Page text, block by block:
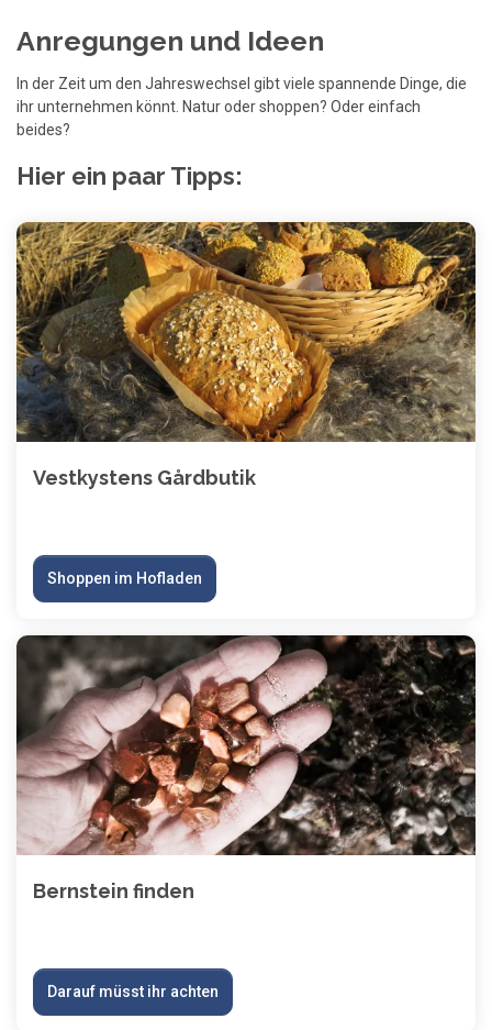
Anregungen und Ideen
In der Zeit um den Jahreswechsel gibt viele spannende Dinge, die
ihr unternehmen könnt. Natur oder shoppen? Oder einfach
beides?
Hier ein paar Tipps:
Vestkystens Gårdbutik
Shoppen im Hofladen
Bernstein finden
Darauf müsst ihr achten